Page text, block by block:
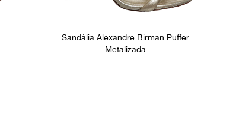
Sandália Alexandre Birman Puffer
Metalizada